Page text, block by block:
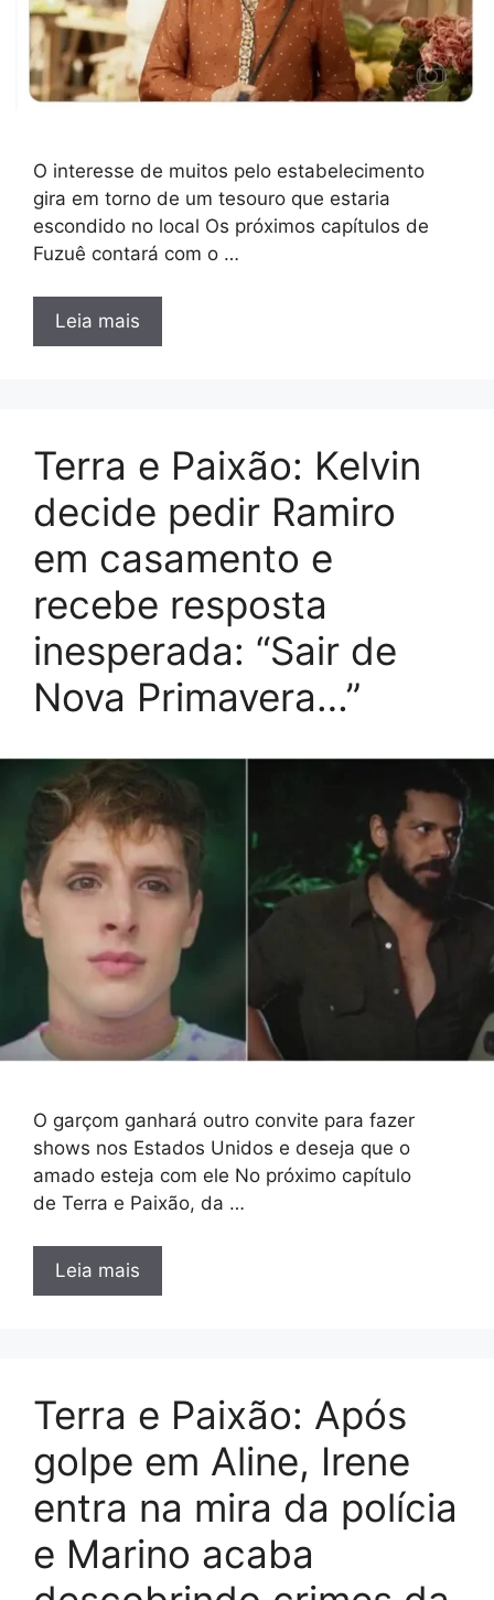
O interesse de muitos pelo estabelecimento
gira em torno de um tesouro que estaria
escondido no local Os próximos capítulos de
Fuzuê contará com o …
Leia mais
Terra e Paixão: Kelvin
decide pedir Ramiro
em casamento e
recebe resposta
inesperada: “Sair de
Nova Primavera…”
O garçom ganhará outro convite para fazer
shows nos Estados Unidos e deseja que o
amado esteja com ele No próximo capítulo
de Terra e Paixão, da …
Leia mais
Terra e Paixão: Após
golpe em Aline, Irene
entra na mira da polícia
e Marino acaba